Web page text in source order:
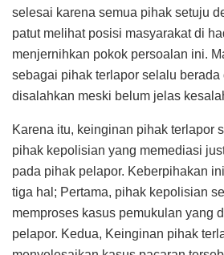
selesai karena semua pihak setuju
patut melihat posisi masyarakat di
menjernihkan pokok persoalan ini.
sebagai pihak terlapor selalu
disalahkan meski belum jelas
Karena itu, keinginan pihak terlapor
pihak kepolisian yang memediasi
pada pihak pelapor. Keberpihakan
tiga hal; Pertama, pihak kepolisian
memproses kasus pemukulan yang
pelapor. Kedua, Keinginan pihak